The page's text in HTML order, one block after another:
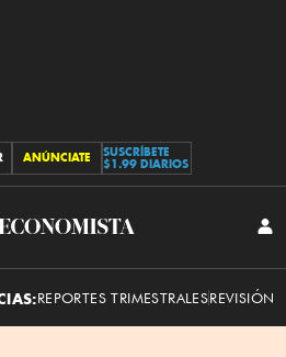
ANÚNCIATE
SUSCRÍBETE
$1.99 DIARIOS
El
REPORTES TRIMESTRALESREVISIÓN